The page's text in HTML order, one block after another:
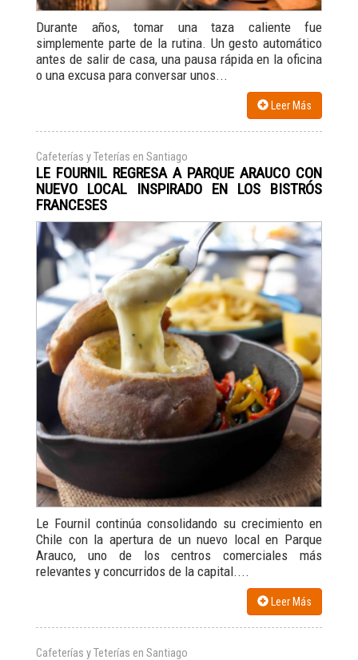
Durante años, tomar una taza caliente fue
simplemente parte de la rutina. Un gesto automático
antes de salir de casa, una pausa rápida en la oficina
o una excusa para conversar unos...
Leer Más
Cafeterías y Teterías en Santiago
LE FOURNIL REGRESA A PARQUE ARAUCO CON
NUEVO LOCAL INSPIRADO EN LOS BISTRÓS
FRANCESES
Le Fournil continúa consolidando su crecimiento en
Chile con la apertura de un nuevo local en Parque
Arauco, uno de los centros comerciales más
relevantes y concurridos de la capital....
Leer Más
Cafeterías y Teterías en Santiago